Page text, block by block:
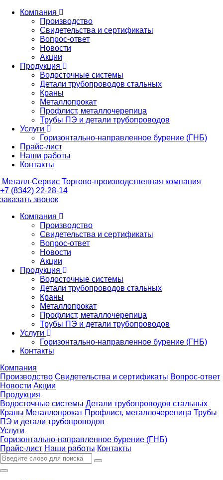
Компания
Производство
Свидетельства и сертификаты
Вопрос-ответ
Новости
Акции
Продукция
Водосточные системы
Детали трубопроводов стальных
Краны
Металлопрокат
Профлист, металлочерепица
Трубы ПЭ и детали трубопроводов
Услуги
Горизонтально-направленное бурение (ГНБ)
Прайс-лист
Наши работы
Контакты
Металл-Сервис Торгово-производственная компания
+7 (8342) 22-28-14
заказать звонок
Компания
Производство
Свидетельства и сертификаты
Вопрос-ответ
Новости
Акции
Продукция
Водосточные системы
Детали трубопроводов стальных
Краны
Металлопрокат
Профлист, металлочерепица
Трубы ПЭ и детали трубопроводов
Услуги
Горизонтально-направленное бурение (ГНБ)
Контакты
Компания
Производство Свидетельства и сертификаты Вопрос-ответ
Новости Акции
Продукция
Водосточные системы Детали трубопроводов стальных
Краны Металлопрокат Профлист, металлочерепица Трубы
ПЭ и детали трубопроводов
Услуги
Горизонтально-направленное бурение (ГНБ)
Прайс-лист Наши работы Контакты